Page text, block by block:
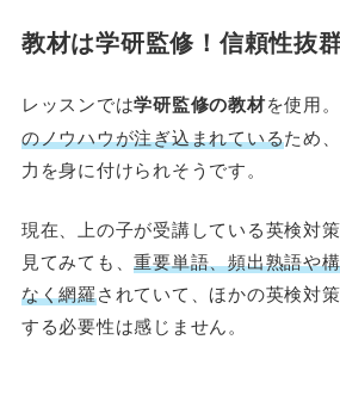
教材は学研監修！信頼性抜
レッスンでは学研監修の教材を使用。
のノウハウが注ぎ込まれているため
力を身に付けられそうです。
現在、上の子が受講している英検対
見てみても、重要単語、頻出熟語や
なく網羅されていて、ほかの英検対
する必要性は感じません。